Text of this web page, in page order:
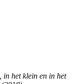
in het klein en in het